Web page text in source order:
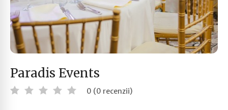
Paradis Events
0 (0 recenzii)